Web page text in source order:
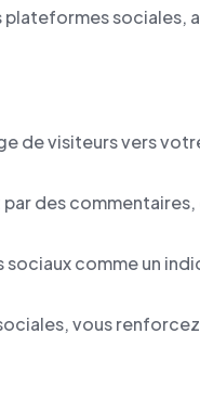
plateformes sociales,
de visiteurs vers
des commentaires,
comme un
vous